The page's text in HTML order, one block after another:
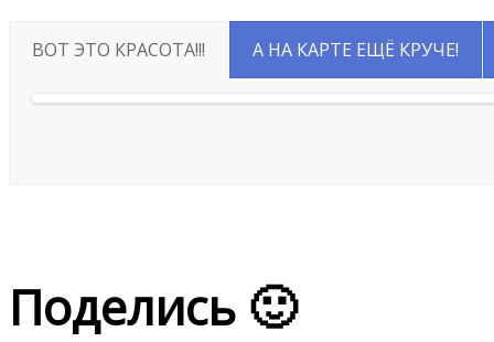
ВОТ ЭТО КРАСОТА!!! А НА КАРТЕ ЕЩЁ КРУЧЕ!
Поделись 🙂